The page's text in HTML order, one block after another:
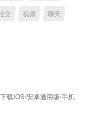
交 视频 聊天
载IOS/安卓通用版/手机